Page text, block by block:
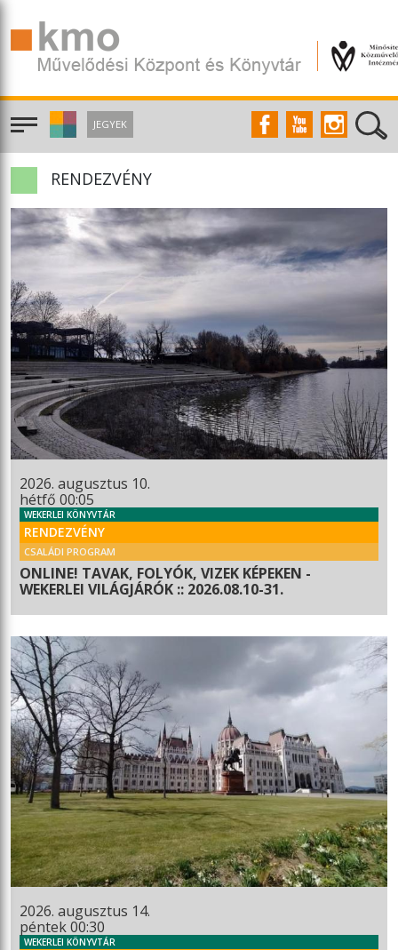
JEGYEK
RENDEZVÉNY
2026. augusztus 10.
hétfő 00:05
WEKERLEI KÖNYVTÁR
RENDEZVÉNY
CSALÁDI PROGRAM
ONLINE! TAVAK, FOLYÓK, VIZEK KÉPEKEN -
WEKERLEI VILÁGJÁRÓK :: 2026.08.10-31.
2026. augusztus 14.
péntek 00:30
WEKERLEI KÖNYVTÁR